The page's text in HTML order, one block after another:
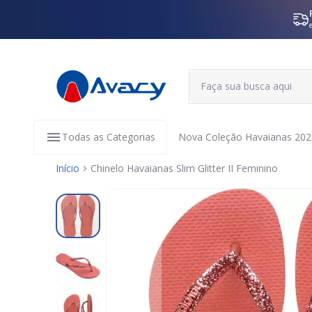
Todas as Categorias Nova Coleção Havaianas
Início
Chinelo Havaianas Slim Glitter II Feminino
Pular
para
o
final
da
Galeria
imagens